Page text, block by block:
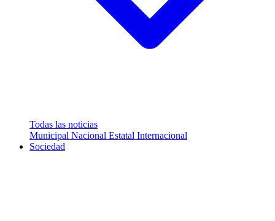
Todas las noticias
Municipal Nacional Estatal Internacional
Sociedad